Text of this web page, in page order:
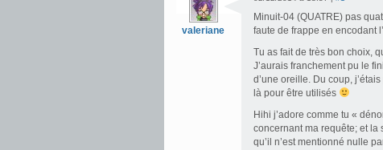
valeriane
Minuit-04 (QUATRE) pas
faute de frappe en encodant
Tu as fait de très bon choix,
J’aurais franchement pu le
d’une oreille. Du coup,
là pour être utilisés
Hihi j’adore comme tu «
concernant ma requête; et la
qu’il n’est mentionné nulle